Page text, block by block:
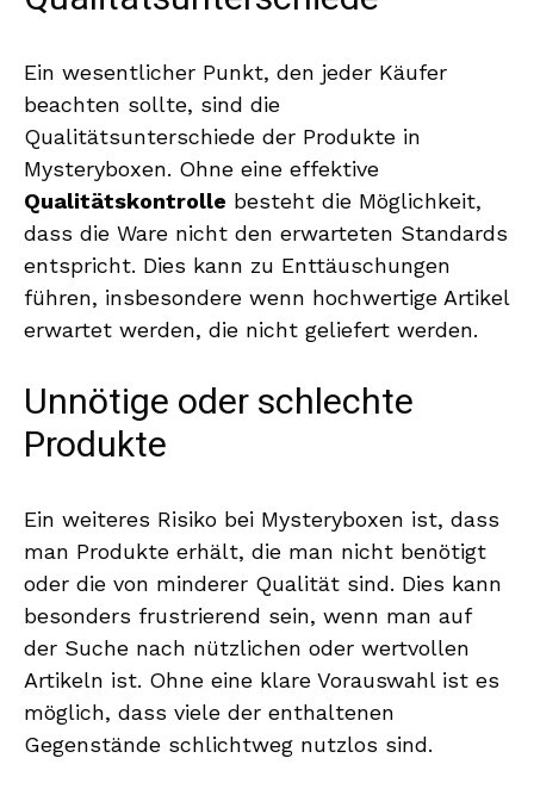
Ein wesentlicher Punkt, den jeder Käufer
beachten sollte, sind die
Qualitätsunterschiede der Produkte in
Mysteryboxen. Ohne eine effektive
Qualitätskontrolle besteht die Möglichkeit,
dass die Ware nicht den erwarteten Standards
entspricht. Dies kann zu Enttäuschungen
führen, insbesondere wenn hochwertige Artikel
erwartet werden, die nicht geliefert werden.
Unnötige oder schlechte
Produkte
Ein weiteres Risiko bei Mysteryboxen ist, dass
man Produkte erhält, die man nicht benötigt
oder die von minderer Qualität sind. Dies kann
besonders frustrierend sein, wenn man auf
der Suche nach nützlichen oder wertvollen
Artikeln ist. Ohne eine klare Vorauswahl ist es
möglich, dass viele der enthaltenen
Gegenstände schlichtweg nutzlos sind.